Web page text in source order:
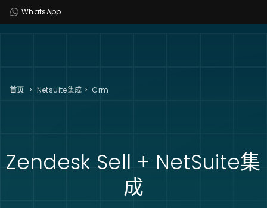
WhatsApp
首页 > Netsuite集成 > Crm
Zendesk Sell + NetSuite集
成